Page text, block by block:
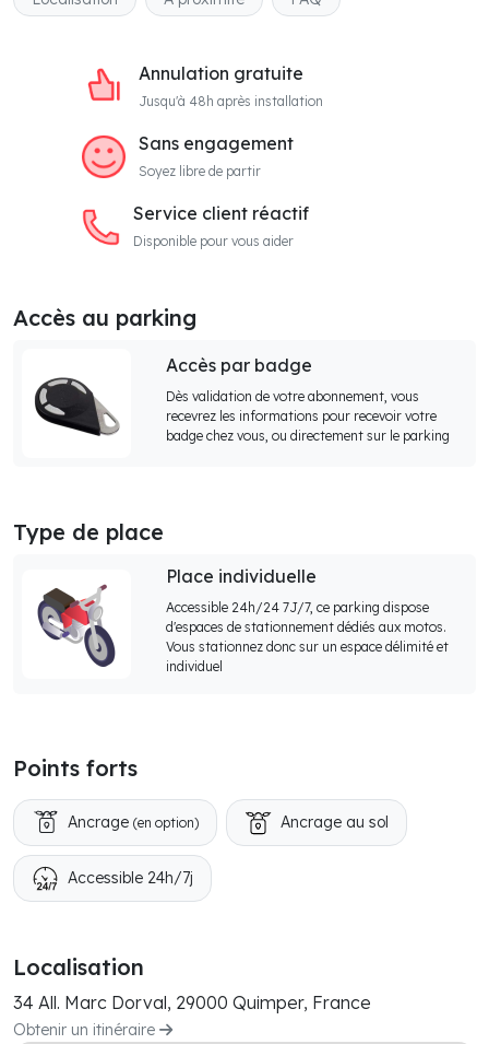
Annulation gratuite
Jusqu'à 48h après installation
Sans engagement
Soyez libre de partir
Service client réactif
Disponible pour vous aider
Accès au parking
Accès par badge
Dès validation de votre abonnement, vous
recevrez les informations pour recevoir votre
badge chez vous, ou directement sur le parking
Type de place
Place individuelle
Accessible 24h/24 7J/7, ce parking dispose
d'espaces de stationnement dédiés aux motos.
Vous stationnez donc sur un espace délimité et
individuel
Points forts
Ancrage (en option) Ancrage au sol
Accessible 24h/7j
Localisation
34 All. Marc Dorval, 29000 Quimper, France
Obtenir un itinéraire